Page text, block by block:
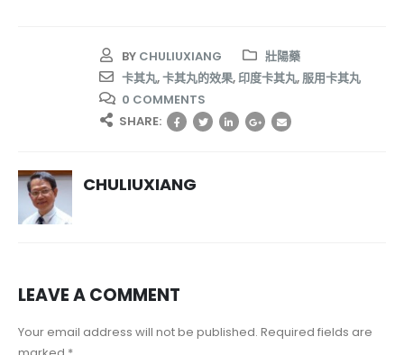
BY CHULIUXIANG
壯陽藥
卡其丸,卡其丸的效果,印度卡其丸, 服用卡其丸
0 COMMENTS
SHARE:
CHULIUXIANG
LEAVE A COMMENT
Your email address will not be published. Required fields are